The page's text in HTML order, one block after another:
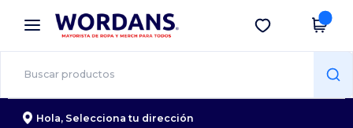
× App de Wordans
¡Mejores precios en app!
Descargar app
Hola, Selecciona tu dirección